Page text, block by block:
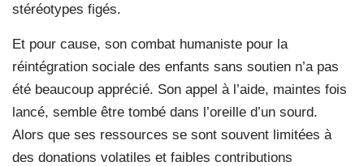
stéréotypes figés.
Et pour cause, son combat humaniste pour la
réintégration sociale des enfants sans soutien n’a pas
été beaucoup apprécié. Son appel à l’aide, maintes fois
lancé, semble être tombé dans l’oreille d’un sourd.
Alors que ses ressources se sont souvent limitées à
des donations volatiles et faibles contributions